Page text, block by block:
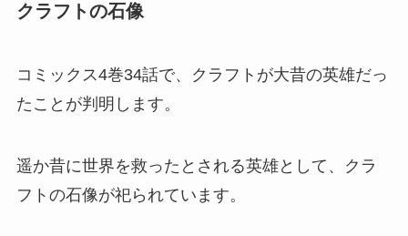
クラフトの石像
コミックス4巻34話で、クラフトが大昔の英雄だっ
たことが判明します。
遥か昔に世界を救ったとされる英雄として、クラ
フトの石像が祀られています。